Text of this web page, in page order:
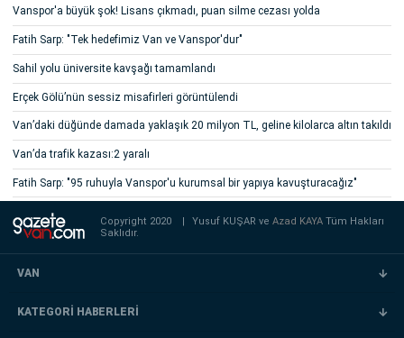
Vanspor'a büyük şok! Lisans çıkmadı, puan silme cezası yolda
Fatih Sarp: "Tek hedefimiz Van ve Vanspor'dur"
Sahil yolu üniversite kavşağı tamamlandı
Erçek Gölü’nün sessiz misafirleri görüntülendi
Van’daki düğünde damada yaklaşık 20 milyon TL, geline kilolarca altın takıldı
Van’da trafik kazası:2 yaralı
Fatih Sarp: "95 ruhuyla Vanspor'u kurumsal bir yapıya kavuşturacağız"
Copyright 2020 Yusuf KUŞAR veAzad KAYATüm Hakları
Saklıdır.
VAN
KATEGORİ HABERLERİ